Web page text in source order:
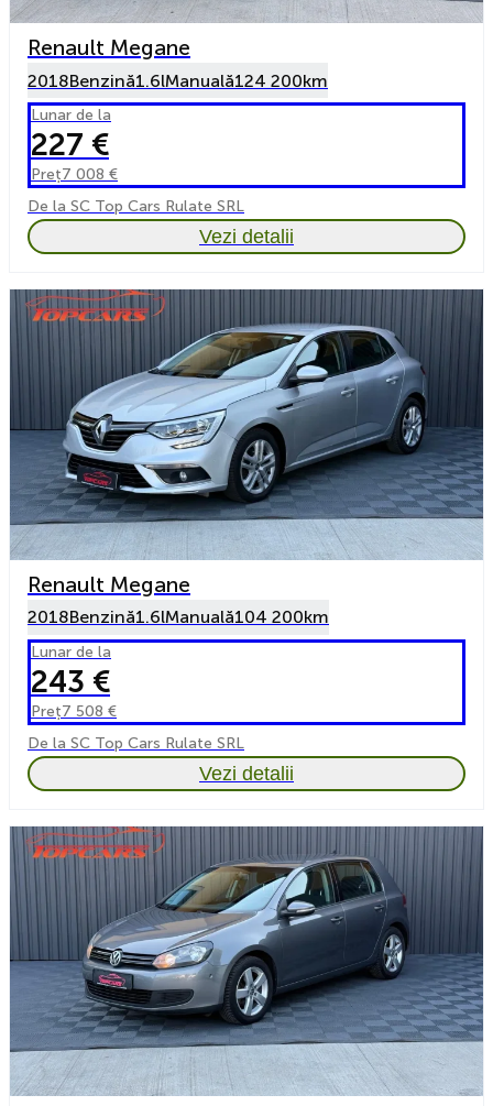
Renault Megane
2018Benzină1.6lManuală124 200km
Lunar de la
227 €
Preț7 008 €
De la SC Top Cars Rulate SRL
Vezi detalii
Renault Megane
2018Benzină1.6lManuală104 200km
Lunar de la
243 €
Preț7 508 €
De la SC Top Cars Rulate SRL
Vezi detalii